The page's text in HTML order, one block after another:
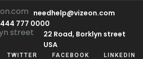
needhelp@vizeon.com
444 777 0000
22 Road, Borklyn street
USA
TWITTER FACEBOOK LINKEDIN